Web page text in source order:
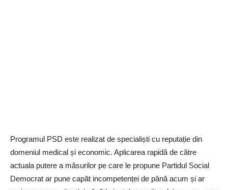
Programul PSD este realizat de specialiști cu reputație din
domeniul medical și economic. Aplicarea rapidă de către
actuala putere a măsurilor pe care le propune Partidul Social
Democrat ar pune capăt incompetenței de până acum și ar